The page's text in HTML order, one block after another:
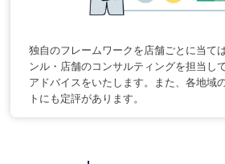
独自のフレームワークを店舗ごとに当て
ンル・店舗のコンサルティングを担当し
アドバイスをいたします。また、各地域
トにも定評があります。